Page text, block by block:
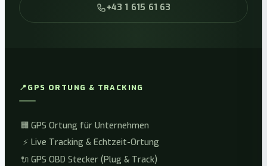
+43 1 615 61 63
📍GPS ORTUNG & TRACKING
🏢 GPS Ortung für Unternehmen
⚡ Live Tracking & Echtzeit-Ortung
🔌 GPS OBD Stecker (Plug & Track)